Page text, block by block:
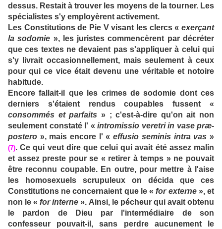
dessus. Restait à trouver les moyens de la tourner. Les
spécialistes s'y employèrent activement.
Les Constitutions de Pie V visant les clercs « exerçant
la sodomie », les juristes commencèrent par décréter
que ces textes ne devaient pas s'appliquer à celui qui
s'y livrait occasionnellement, mais seulement à ceux
pour qui ce vice était devenu une véritable et notoire
habitude.
Encore fallait-il que les crimes de sodomie dont ces
derniers s'étaient rendus coupables fussent «
consommés et parfaits » ; c'est-à-dire qu'on ait non
seulement constaté l' « intromissio veretri in vase præ-
postero », mais encore l' «effusio seminis intra vas »
(7). Ce qui veut dire que celui qui avait été assez malin
et assez preste pour se « retirer à temps » ne pouvait
être reconnu coupable. En outre, pour mettre à l'aise
les homosexuels scrupuleux on décida que ces
Constitutions ne concernaient que le «for externe», et
non le «for interne ». Ainsi, le pécheur qui avait obtenu
le pardon de Dieu par l'intermédiaire de son
confesseur pouvait-il, sans perdre aucunement le